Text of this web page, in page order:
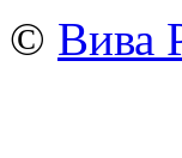
© Вива